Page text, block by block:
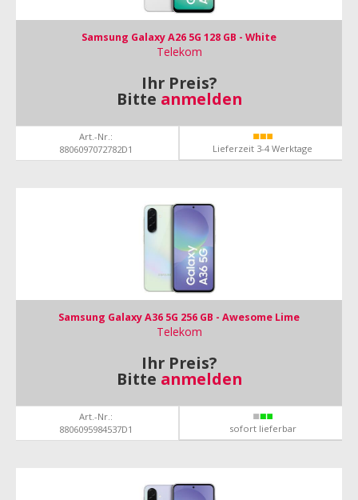
Samsung Galaxy A26 5G 128 GB - White
Telekom
Ihr Preis?
Bitte anmelden
Art.-Nr.:
8806097072782D1
Lieferzeit 3-4 Werktage
Samsung Galaxy A36 5G 256 GB - Awesome Lime
Telekom
Ihr Preis?
Bitte anmelden
Art.-Nr.:
8806095984537D1
sofort lieferbar